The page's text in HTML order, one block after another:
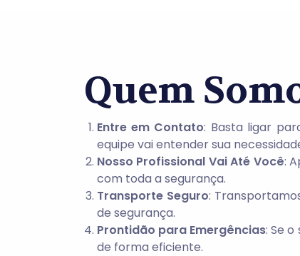
Quem
Entre em Contato: Basta ligar
equipe vai entender sua
Nosso Profissional Vai Até Você:
com toda a segurança.
Transporte Seguro:
de segurança.
Prontidão para Emergências: Se
de forma eficiente.